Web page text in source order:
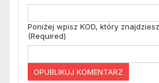
Poniżej wpisz KOD, który
(Required)